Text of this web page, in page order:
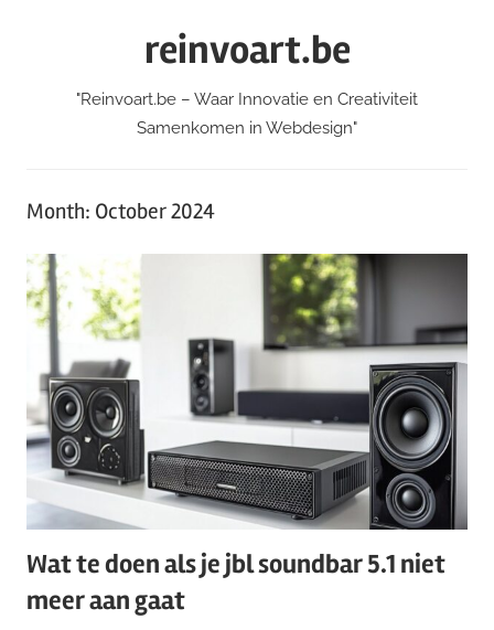
reinvoart.be
"Reinvoart.be – Waar Innovatie en Creativiteit
Samenkomen in Webdesign"
Month: October 2024
Wat te doen als je jbl soundbar 5.1 niet
meer aan gaat